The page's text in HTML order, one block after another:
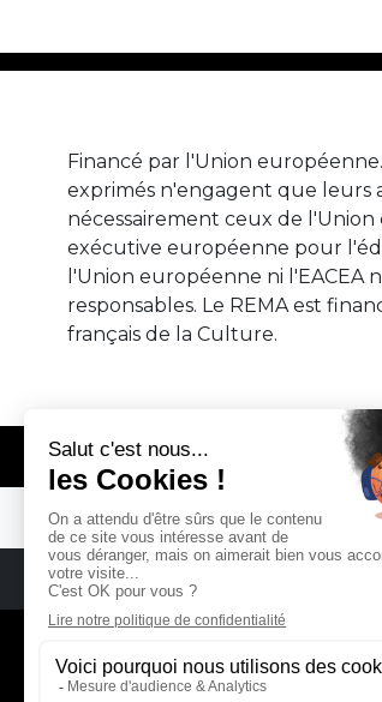
Financé par l'Union
exprimés n'engagent que leurs
nécessairement ceux de
exécutive européenne pour
l'Union européenne ni
responsables. Le REMA est
français de la Culture.
© REMA - EARLY MUSIC IN
REMA